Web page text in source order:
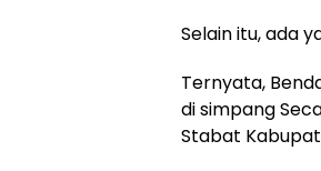
Selain itu, ada
Ternyata,
di simpang
Stabat